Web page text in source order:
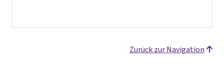
Zurück zur Navigation